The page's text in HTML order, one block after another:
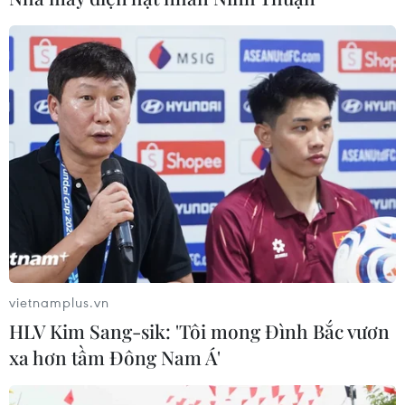
Đồng Tháp: Cao tốc Mỹ An-Cao Lãnh tăng tốc
phấn đấu về đích sớm 5 tháng
TIN LIÊN QUAN
vietnamplus.vn
HLV Kim Sang-sik: 'Tôi mong Đình Bắc vươn
xa hơn tầm Đông Nam Á'